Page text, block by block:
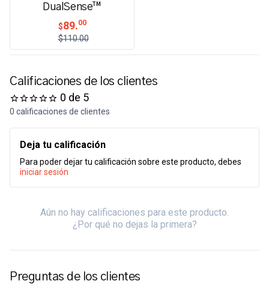
DualSense™
$89.00
$110.00
Calificaciones de los clientes
0 de 5
0 calificaciones de clientes
Deja tu calificación
Para poder dejar tu calificación sobre este producto, debes
iniciar sesión
Aún no hay calificaciones para este producto.
¿Por qué no dejas la primera?
Preguntas de los clientes